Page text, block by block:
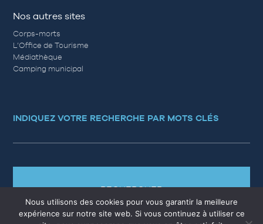
Nos autres sites
Corps-morts
L’Office de Tourisme
Médiathèque
Camping municipal
INDIQUEZ VOTRE RECHERCHE PAR MOTS CLÉS
RECHERCHER
Nous utilisons des cookies pour vous garantir la meilleure
expérience sur notre site web. Si vous continuez à utiliser ce